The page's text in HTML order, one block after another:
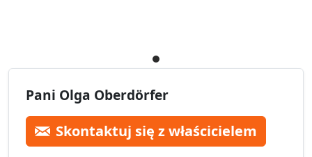
Pani Olga Oberdörfer
Skontaktuj się z właścicielem